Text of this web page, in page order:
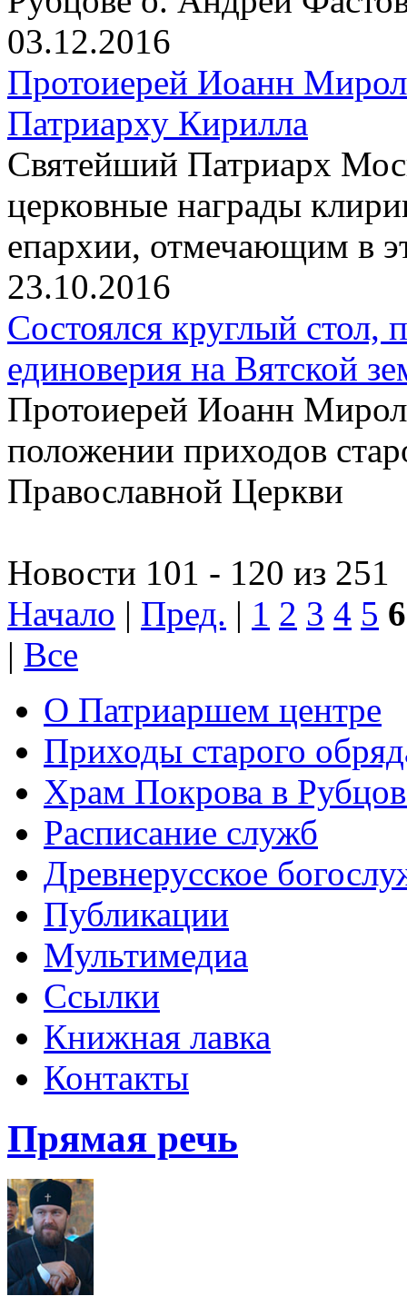
03.12.2016
Протоиерей Иоанн
Патриарху Кирилла
Святейший Патриарх
церковные награды
епархии, отмечающим в
23.10.2016
Состоялся круглый
единоверия на Вятской
Протоиерей Иоанн
положении приходов
Православной Церкви
Новости 101 - 120 из 251
Начало | Пред. | 1 2 3 4 5 6
| Все
О Патриаршем центре
Приходы старого
Храм Покрова в
Расписание служб
Древнерусское
Публикации
Мультимедиа
Ссылки
Книжная лавка
Контакты
Прямая речь